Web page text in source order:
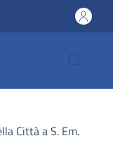
Città a S. Em.